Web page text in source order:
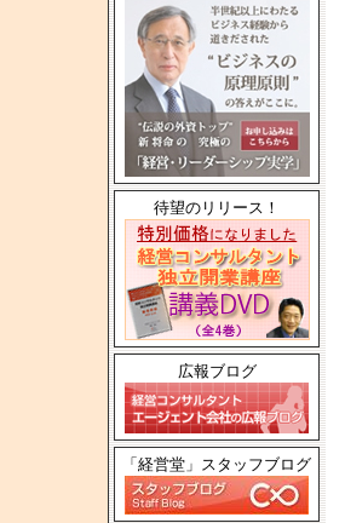
待望のリリース！
広報ブログ
「経営堂」スタッフブログ